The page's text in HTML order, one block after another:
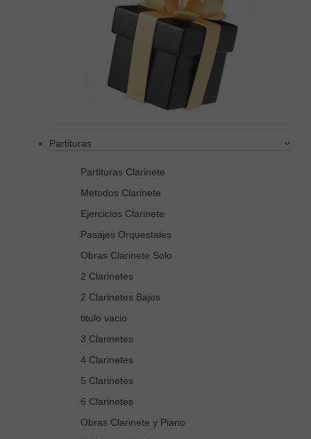
Partituras
Partituras Clarinete
Metodos Clarinete
Ejercicios Clarinete
Pasajes Orquestales
Obras Clarinete Solo
2 Clarinetes
2 Clarinetes Bajos
titulo vacio
3 Clarinetes
4 Clarinetes
5 Clarinetes
6 Clarinetes
Obras Clarinete y Piano